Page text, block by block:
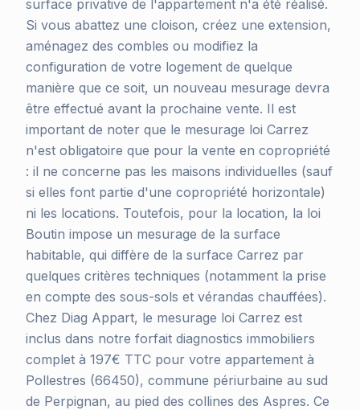
surface privative de l'appartement n'a été réalisé.
Si vous abattez une cloison, créez une extension,
aménagez des combles ou modifiez la
configuration de votre logement de quelque
manière que ce soit, un nouveau mesurage devra
être effectué avant la prochaine vente. Il est
important de noter que le mesurage loi Carrez
n'est obligatoire que pour la vente en copropriété
: il ne concerne pas les maisons individuelles (sauf
si elles font partie d'une copropriété horizontale)
ni les locations. Toutefois, pour la location, la loi
Boutin impose un mesurage de la surface
habitable, qui diffère de la surface Carrez par
quelques critères techniques (notamment la prise
en compte des sous-sols et vérandas chauffées).
Chez Diag Appart, le mesurage loi Carrez est
inclus dans notre forfait diagnostics immobiliers
complet à 197€ TTC pour votre appartement à
Pollestres (66450), commune périurbaine au sud
de Perpignan, au pied des collines des Aspres. Ce